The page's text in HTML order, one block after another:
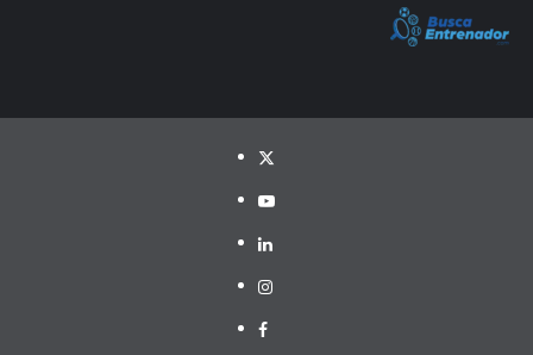
Twitter
YouTube
LinkedIn
Instagram
Facebook